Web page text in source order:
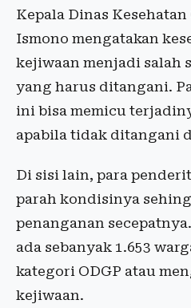
Kepala Dinas
Ismono mengatakan
kejiwaan menjadi salah
yang harus ditangani.
ini bisa memicu
apabila tidak ditangani
Di sisi lain, para
parah kondisinya
penanganan
ada sebanyak 1.653
kategori ODGP atau
kejiwaan.